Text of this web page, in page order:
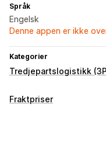
Språk
Engelsk
Denne appen er ikke
Kategorier
Tredjepartslogistikk
Bestillingsadministrering
Fraktpriser